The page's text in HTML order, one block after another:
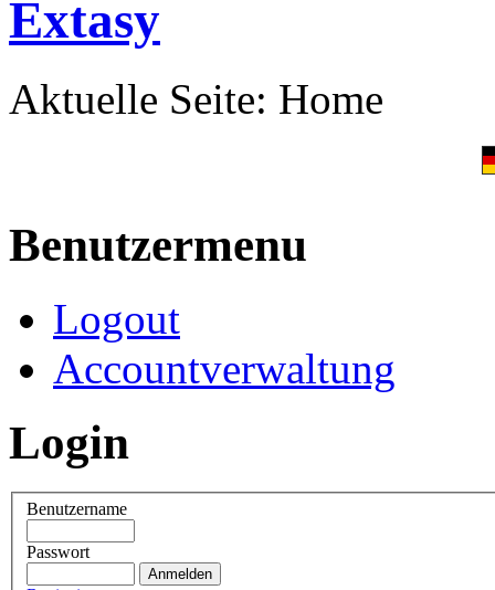
Aktuelle Seite: Home
Benutzermenu
Logout
Accountverwaltung
Login
Benutzername
Passwort